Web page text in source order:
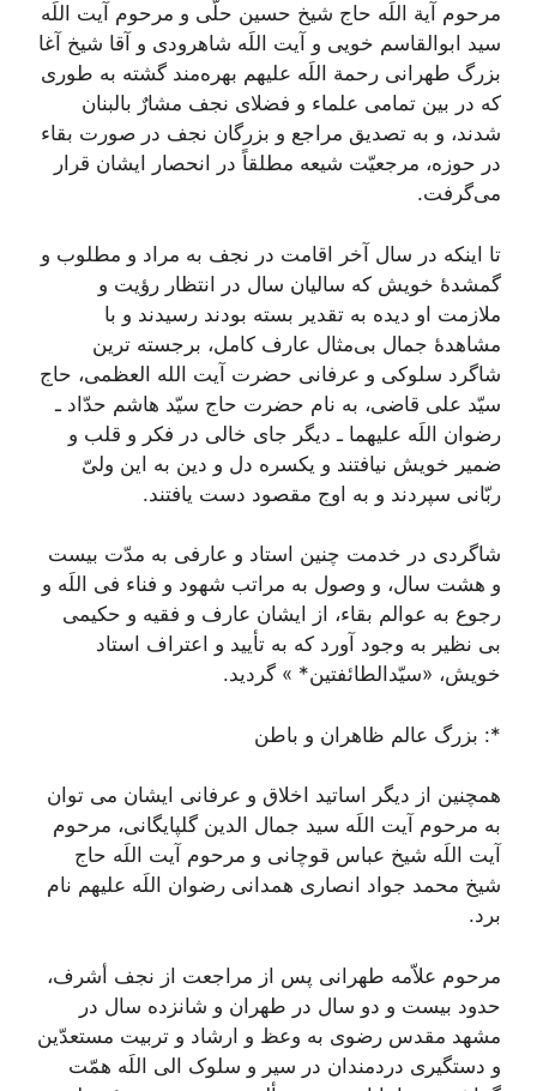
مرحوم آیة اللَه حاج شیخ حسین حلّی و مرحوم آیت اللَه
سید ابوالقاسم خویی و آیت اللَه شاهرودی و آقا شیخ آغا
بزرگ طهرانی رحمة اللَه علیهم بهره‌مند گشته به طوری
که در بین تمامی علماء و فضلای نجف مشارٌ بالبنان
شدند، و به تصدیق مراجع و بزرگان نجف در صورت بقاء
در حوزه، مرجعیّت شیعه مطلقاً در انحصار ایشان قرار
می‌گرفت.
تا اینکه در سال آخر اقامت در نجف به مراد و مطلوب و
گمشدۀ خویش که سالیان سال در انتظار رؤیت و
ملازمت او دیده به تقدیر بسته بودند رسیدند و با
مشاهدۀ جمال بی‌مثال عارف کامل، برجسته ترین
شاگرد سلوکی و عرفانی حضرت آیت الله العظمی، حاج
سیّد علی قاضی، به نام حضرت حاج سیّد هاشم حدّاد ـ
رضوان اللَه علیهما ـ دیگر جای خالی در فکر و قلب و
ضمیر خویش نیافتند و یکسره دل و دین به این ولیّ
ربّانی سپردند و به اوج مقصود دست یافتند.
شاگردی در خدمت چنین استاد و عارفی به مدّت بیست
و هشت سال، و وصول به مراتب شهود و فناء فی اللَه و
رجوع به عوالم بقاء، از ایشان عارف و فقیه و حکیمی
بی نظیر به وجود آورد که به تأیید و اعتراف استاد
خویش، «سیّدالطائفتین* » گردید.
*: بزرگ عالم ظاهران و باطن
همچنین از دیگر اساتید اخلاق و عرفانی ایشان می توان
به مرحوم آیت اللَه سید جمال الدین گلپایگانی، مرحوم
آیت اللَه شیخ عباس قوچانی و مرحوم آیت اللَه حاج
شیخ محمد جواد انصاری همدانی رضوان اللَه علیهم نام
برد.
مرحوم علاّمه طهرانی پس از مراجعت از نجف أشرف،
حدود بیست و دو سال در طهران و شانزده سال در
مشهد مقدس رضوی به وعظ و ارشاد و تربیت مستعدّین
و دستگیری دردمندان در سیر و سلوک الی اللَه همّت